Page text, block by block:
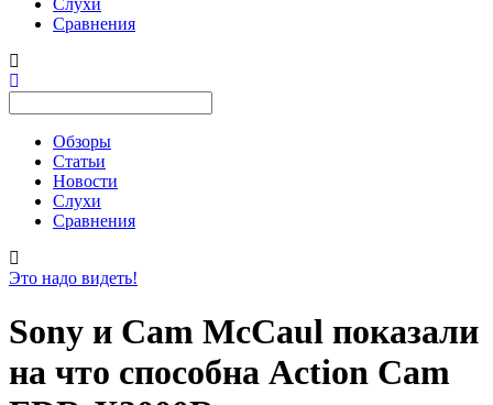
Слухи
Сравнения
Обзоры
Статьи
Новости
Слухи
Сравнения
Это надо видеть!
Sony и Cam McCaul показали
на что способна Action Cam